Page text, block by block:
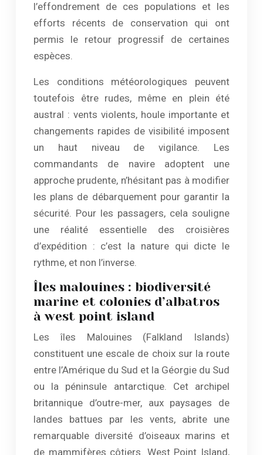
l’effondrement de ces populations et les
efforts récents de conservation qui ont
permis le retour progressif de certaines
espèces.
Les conditions météorologiques peuvent
toutefois être rudes, même en plein été
austral : vents violents, houle importante et
changements rapides de visibilité imposent
un haut niveau de vigilance. Les
commandants de navire adoptent une
approche prudente, n’hésitant pas à modifier
les plans de débarquement pour garantir la
sécurité. Pour les passagers, cela souligne
une réalité essentielle des croisières
d’expédition : c’est la nature qui dicte le
rythme, et non l’inverse.
Îles malouines : biodiversité
marine et colonies d’albatros
à west point island
Les îles Malouines (Falkland Islands)
constituent une escale de choix sur la route
entre l’Amérique du Sud et la Géorgie du Sud
ou la péninsule antarctique. Cet archipel
britannique d’outre-mer, aux paysages de
landes battues par les vents, abrite une
remarquable diversité d’oiseaux marins et
de mammifères côtiers. West Point Island,